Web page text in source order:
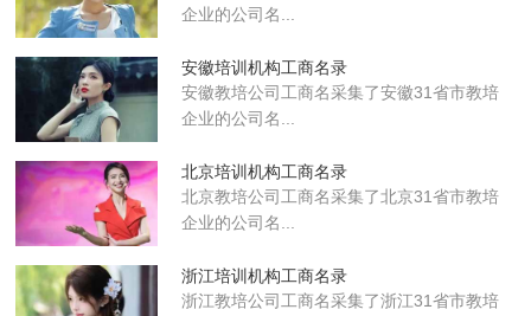
企业的公司名...
安徽培训机构工商名录
安徽教培公司工商名采集了安徽31省市教培
企业的公司名...
北京培训机构工商名录
北京教培公司工商名采集了北京31省市教培
企业的公司名...
浙江培训机构工商名录
浙江教培公司工商名采集了浙江31省市教培